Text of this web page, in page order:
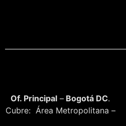
Of. Principal – Bogotá DC.
Cubre: Área Metropolitana –